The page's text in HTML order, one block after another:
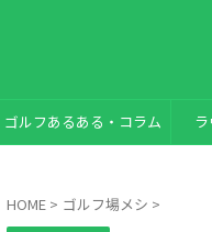
ゴルフあるある・コラム
HOME > ゴルフ場メシ >